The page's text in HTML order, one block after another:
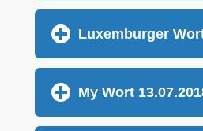
Luxemburger
My Wort